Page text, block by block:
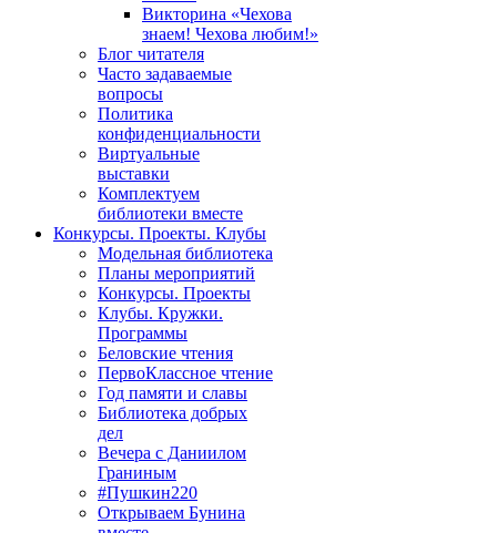
Викторина «Чехова
знаем! Чехова любим!»
Блог читателя
Часто задаваемые
вопросы
Политика
конфиденциальности
Виртуальные
выставки
Комплектуем
библиотеки вместе
Конкурсы. Проекты. Клубы
Модельная библиотека
Планы мероприятий
Конкурсы. Проекты
Клубы. Кружки.
Программы
Беловские чтения
ПервоКлассное чтение
Год памяти и славы
Библиотека добрых
дел
Вечера с Даниилом
Граниным
#Пушкин220
Открываем Бунина